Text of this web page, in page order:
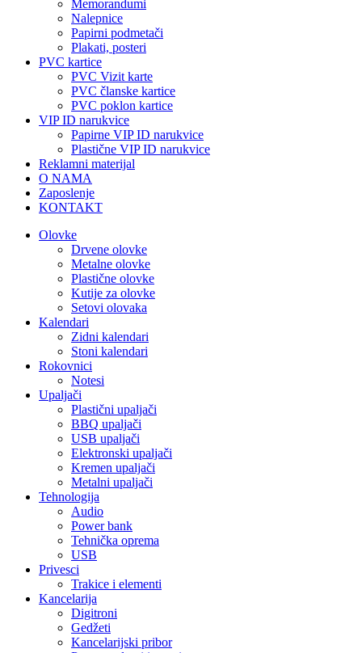
Memorandumi
Nalepnice
Papirni podmetači
Plakati, posteri
PVC kartice
PVC Vizit karte
PVC članske kartice
PVC poklon kartice
VIP ID narukvice
Papirne VIP ID narukvice
Plastične VIP ID narukvice
Reklamni materijal
O NAMA
Zaposlenje
KONTAKT
Olovke
Drvene olovke
Metalne olovke
Plastične olovke
Kutije za olovke
Setovi olovaka
Kalendari
Zidni kalendari
Stoni kalendari
Rokovnici
Notesi
Upaljači
Plastični upaljači
BBQ upaljači
USB upaljači
Elektronski upaljači
Kremen upaljači
Metalni upaljači
Tehnologija
Audio
Power bank
Tehnička oprema
USB
Privesci
Trakice i elementi
Kancelarija
Digitroni
Gedžeti
Kancelarijski pribor